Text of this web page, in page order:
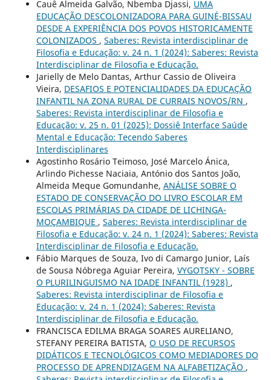
Cauê Almeida Galvão, Nbemba Djassi, UMA
EDUCAÇÃO DESCOLONIZADORA PARA GUINÉ-BISSAU
DESDE A EXPERIÊNCIA DOS POVOS HISTORICAMENTE
COLONIZADOS , Saberes: Revista interdisciplinar de
Filosofia e Educação: v. 24 n. 1 (2024): Saberes: Revista
Interdisciplinar de Filosofia e Educação.
Jarielly de Melo Dantas, Arthur Cassio de Oliveira
Vieira, DESAFIOS E POTENCIALIDADES DA EDUCAÇÃO
INFANTIL NA ZONA RURAL DE CURRAIS NOVOS/RN ,
Saberes: Revista interdisciplinar de Filosofia e
Educação: v. 25 n. 01 (2025): Dossiê Interface Saúde
Mental e Educação: Tecendo Saberes
Interdisciplinares
Agostinho Rosário Teimoso, José Marcelo Ánica,
Arlindo Pichesse Naciaia, António dos Santos João,
Almeida Meque Gomundanhe, ANÁLISE SOBRE O
ESTADO DE CONSERVAÇÃO DO LIVRO ESCOLAR EM
ESCOLAS PRIMÁRIAS DA CIDADE DE LICHINGA-
MOÇAMBIQUE , Saberes: Revista interdisciplinar de
Filosofia e Educação: v. 24 n. 1 (2024): Saberes: Revista
Interdisciplinar de Filosofia e Educação.
Fábio Marques de Souza, Ivo di Camargo Junior, Laís
de Sousa Nóbrega Aguiar Pereira, VYGOTSKY - SOBRE
O PLURILINGUISMO NA IDADE INFANTIL (1928) ,
Saberes: Revista interdisciplinar de Filosofia e
Educação: v. 24 n. 1 (2024): Saberes: Revista
Interdisciplinar de Filosofia e Educação.
FRANCISCA EDILMA BRAGA SOARES AURELIANO,
STEFANY PEREIRA BATISTA, O USO DE RECURSOS
DIDÁTICOS E TECNOLÓGICOS COMO MEDIADORES DO
PROCESSO DE APRENDIZAGEM NA ALFABETIZAÇÃO ,